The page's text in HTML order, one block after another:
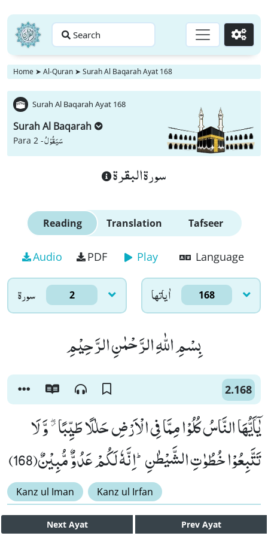
Search Go
Home ➤ Al-Quran ➤ Surah Al Baqarah Ayat 168
Surah Al Baqarah Ayat 168
Surah Al Baqarah
Para 2 -سَیَقُوْلُ
سورة البقرة
Reading Translation Tafseer
Audio PDF Play Language
سورۃ 2 اٰياتها 168
بِسْمِ اللّٰهِ الرَّحْمٰنِ الرَّحِیْمِ
2.168
یٰۤاَیُّهَا النَّاسُ كُلُوْا مِمَّا فِی الْاَرْضِ حَلٰلًا طَیِّبًا ﳲ وَّ لَا
تَتَّبِعُوْا خُطُوٰتِ الشَّیْطٰنِؕ-اِنَّهٗ لَكُمْ عَدُوٌّ مُّبِیْنٌ(168)
Kanz ul Iman Kanz ul Irfan
Next Ayat Prev Ayat